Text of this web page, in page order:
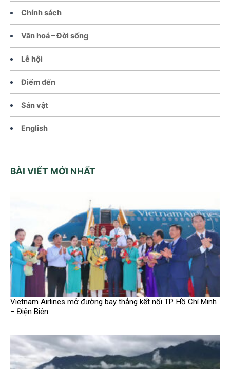
Chính sách
Văn hoá – Đời sống
Lễ hội
Điểm đến
Sản vật
English
BÀI VIẾT MỚI NHẤT
Vietnam Airlines mở đường bay thẳng kết nối TP. Hồ Chí Minh
– Điện Biên